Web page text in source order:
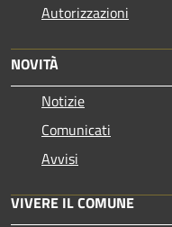
Autorizzazioni
NOVITÀ
Notizie
Comunicati
Avvisi
VIVERE IL COMUNE